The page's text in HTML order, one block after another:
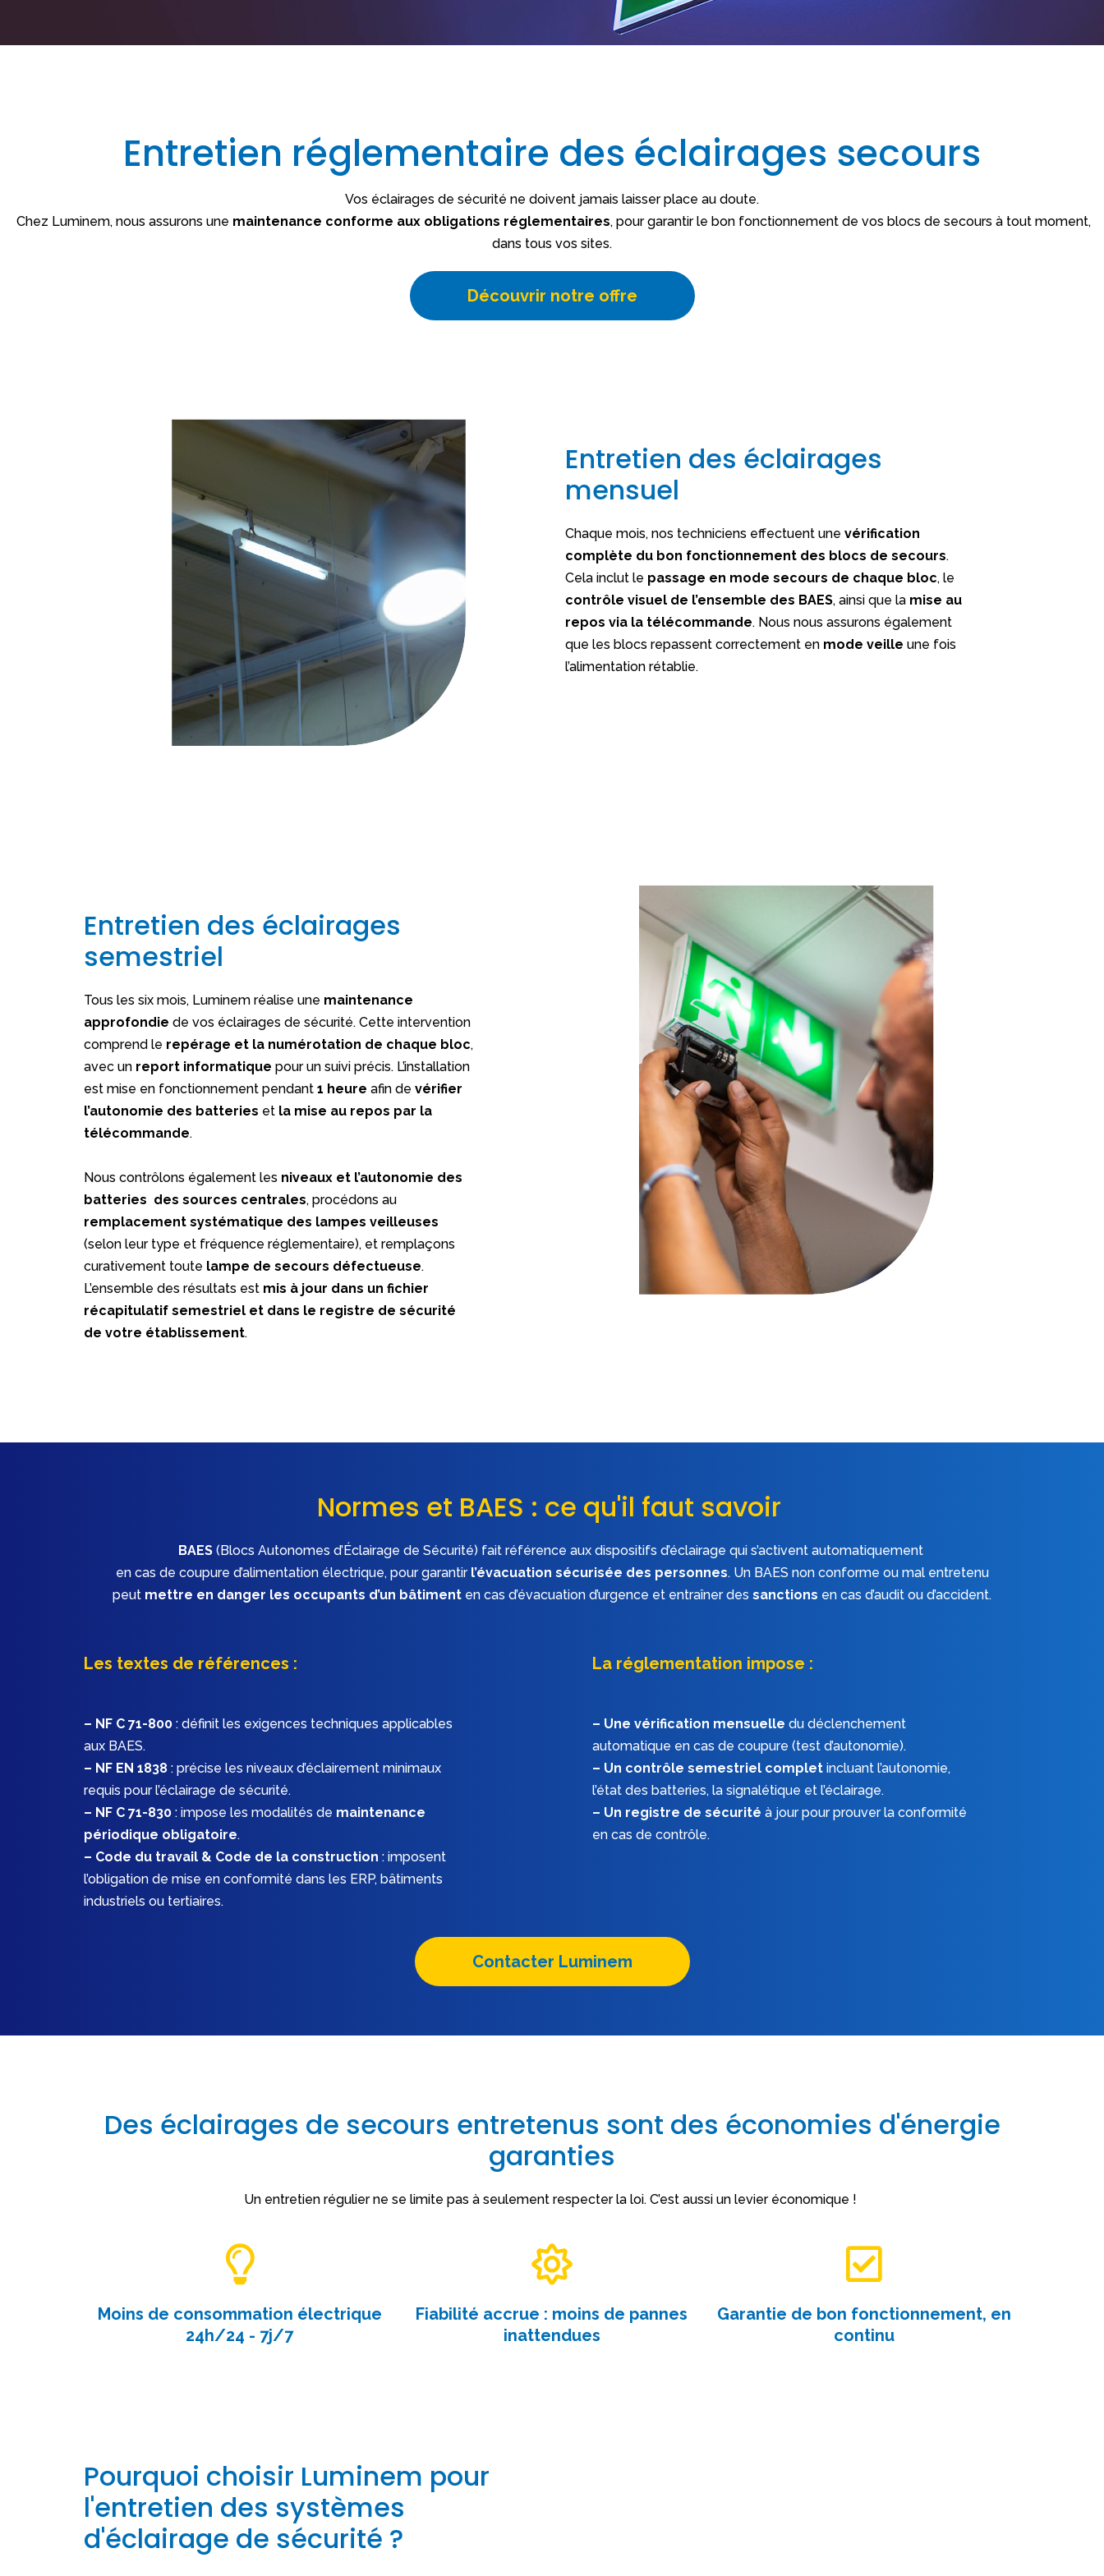
Entretien réglementaire des éclairages secours
Vos éclairages de sécurité ne doivent jamais laisser place au doute.
Chez Luminem, nous assurons une maintenance conforme aux obligations réglementaires, pour garantir le bon fonctionnement de vos blocs de secours à tout moment,
dans tous vos sites.
Découvrir notre offre
Entretien des éclairages
mensuel
Chaque mois, nos techniciens effectuent une vérification
complète du bon fonctionnement des blocs de secours.
Cela inclut le passage en mode secours de chaque bloc, le
contrôle visuel de l’ensemble des BAES, ainsi que la mise au
repos via la télécommande. Nous nous assurons également
que les blocs repassent correctement en mode veille une fois
l’alimentation rétablie.
Entretien des éclairages
semestriel
Tous les six mois, Luminem réalise une maintenance
approfondie de vos éclairages de sécurité. Cette intervention
comprend le repérage et la numérotation de chaque bloc,
avec un report informatique pour un suivi précis. L’installation
est mise en fonctionnement pendant 1 heure afin de vérifier
l’autonomie des batteries et la mise au repos par la
télécommande.
Nous contrôlons également les niveaux et l’autonomie des
batteries des sources centrales, procédons au
remplacement systématique des lampes veilleuses
(selon leur type et fréquence réglementaire), et remplaçons
curativement toute lampe de secours défectueuse.
L’ensemble des résultats est mis à jour dans un fichier
récapitulatif semestriel et dans le registre de sécurité
de votre établissement.
Normes et BAES : ce qu'il faut savoir ​
BAES(Blocs Autonomes d’Éclairage de Sécurité) fait référence aux dispositifs d’éclairage qui s’activent automatiquement
en cas de coupure d’alimentation électrique, pour garantir l’évacuation sécurisée des personnes. Un BAES non conforme ou mal entretenu
peut mettre en danger les occupants d’un bâtiment en cas d’évacuation d’urgence et entraîner des sanctions en cas d’audit ou d’accident.
Les textes de références :
– NF C 71-800 : définit les exigences techniques applicables
aux BAES.
– NF EN 1838 : précise les niveaux d’éclairement minimaux
requis pour l’éclairage de sécurité.
– NF C 71-830 : impose les modalités de maintenance
périodique obligatoire.
– Code du travail & Code de la construction : imposent
l’obligation de mise en conformité dans les ERP, bâtiments
industriels ou tertiaires.
La réglementation impose :
– Une vérification mensuelle du déclenchement
automatique en cas de coupure (test d’autonomie).
– Un contrôle semestriel complet incluant l’autonomie,
l’état des batteries, la signalétique et l’éclairage.
– Un registre de sécurité à jour pour prouver la conformité
en cas de contrôle.
Contacter Luminem
Des éclairages de secours entretenus sont des économies d'énergie
garanties
Un entretien régulier ne se limite pas à seulement respecter la loi. C’est aussi un levier économique !
Moins de consommation électrique
24h/24 - 7j/7
Fiabilité accrue : moins de pannes
inattendues
Garantie de bon fonctionnement, en
continu
Pourquoi choisir Luminem pour
l'entretien des systèmes
d'éclairage de sécurité ?